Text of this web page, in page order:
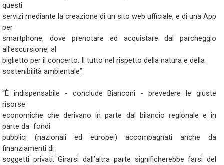
questi
servizi mediante la creazione di un sito web ufficiale, e di una App
per
smartphone, dove prenotare ed acquistare dal parcheggio
all’escursione, al
biglietto per il concerto. Il tutto nel rispetto della natura e della
sostenibilità ambientale”.
“È indispensabile - conclude Bianconi - prevedere le giuste
risorse
economiche che derivano in parte dal bilancio regionale e in
parte da fondi
pubblici (nazionali ed europei) accompagnati anche da
finanziamenti di
soggetti privati. Girarsi dall’altra parte significherebbe farsi del